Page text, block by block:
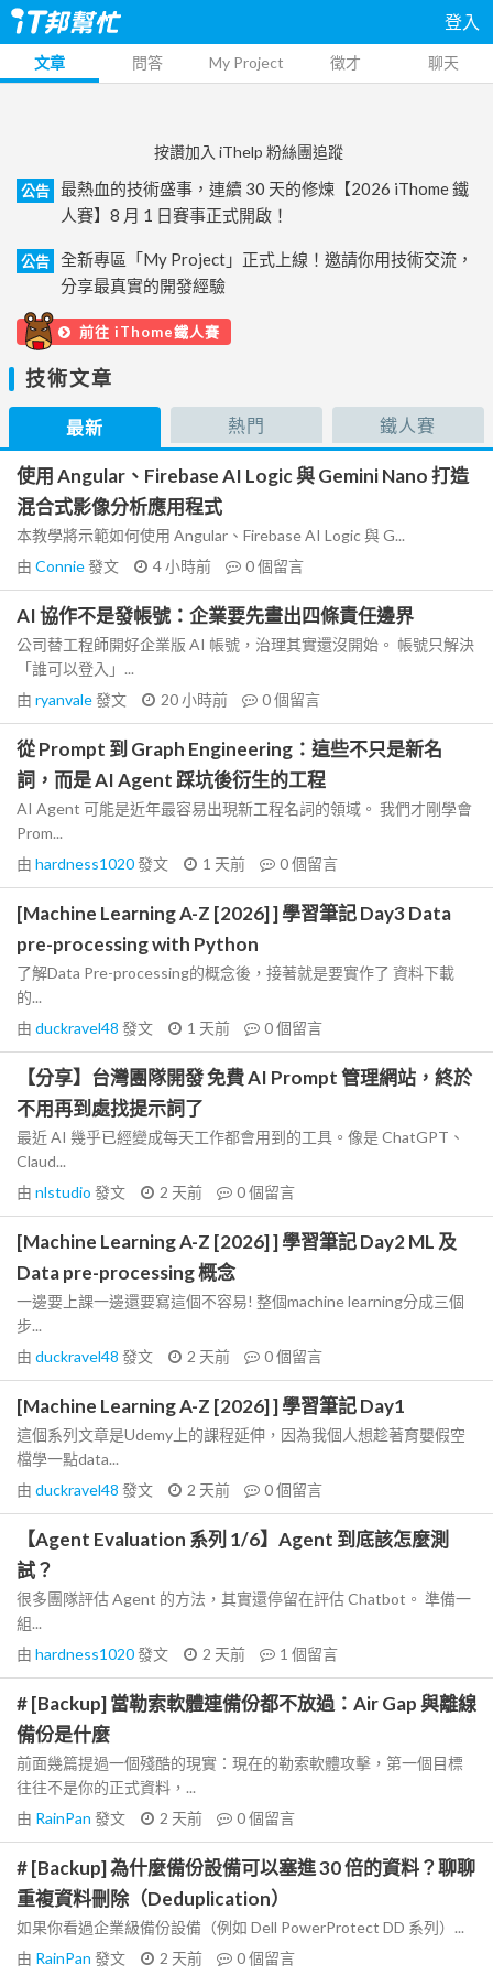
登入
文章 問答 My Project 徵才 聊天
按讚加入 iThelp 粉絲團追蹤
公告
最熱血的技術盛事，連續 30 天的修煉【2026 iThome 鐵
人賽】8 月 1 日賽事正式開啟！
公告
全新專區「My Project」正式上線！邀請你用技術交流，
分享最真實的開發經驗
前往 iThome鐵人賽
技術文章
最新 熱門 鐵人賽
使用 Angular、Firebase AI Logic 與 Gemini Nano 打造
混合式影像分析應用程式
本教學將示範如何使用 Angular、Firebase AI Logic 與 G...
由 Connie發文 4 小時前 0個留言
AI 協作不是發帳號：企業要先畫出四條責任邊界
公司替工程師開好企業版 AI 帳號，治理其實還沒開始。 帳號只解決
「誰可以登入」...
由 ryanvale發文 20 小時前 0個留言
從 Prompt 到 Graph Engineering：這些不只是新名
詞，而是 AI Agent 踩坑後衍生的工程
AI Agent 可能是近年最容易出現新工程名詞的領域。 我們才剛學會
Prom...
由 hardness1020發文 1 天前 0個留言
[Machine Learning A-Z [2026] ] 學習筆記 Day3 Data
pre-processing with Python
了解Data Pre-processing的概念後，接著就是要實作了 資料下載
的...
由 duckravel48 發文 1 天前 0個留言
【分享】台灣團隊開發 免費 AI Prompt 管理網站，終於
不用再到處找提示詞了
最近 AI 幾乎已經變成每天工作都會用到的工具。像是 ChatGPT、
Claud...
由 nlstudio 發文 2 天前 0個留言
[Machine Learning A-Z [2026] ] 學習筆記 Day2 ML 及
Data pre-processing 概念
一邊要上課一邊還要寫這個不容易! 整個machine learning分成三個
步...
由 duckravel48 發文 2 天前 0個留言
[Machine Learning A-Z [2026] ] 學習筆記 Day1
這個系列文章是Udemy上的課程延伸，因為我個人想趁著育嬰假空
檔學一點data...
由 duckravel48 發文 2 天前 0個留言
【Agent Evaluation 系列 1/6】Agent 到底該怎麼測
試？
很多團隊評估 Agent 的方法，其實還停留在評估 Chatbot。 準備一
組...
由 hardness1020發文 2 天前 1 個留言
# [Backup] 當勒索軟體連備份都不放過：Air Gap 與離線
備份是什麼
前面幾篇提過一個殘酷的現實：現在的勒索軟體攻擊，第一個目標
往往不是你的正式資料，...
由 RainPan 發文 2 天前 0個留言
# [Backup] 為什麼備份設備可以塞進 30 倍的資料？聊聊
重複資料刪除（Deduplication）
如果你看過企業級備份設備（例如 Dell PowerProtect DD 系列）...
由 RainPan 發文 2 天前 0個留言